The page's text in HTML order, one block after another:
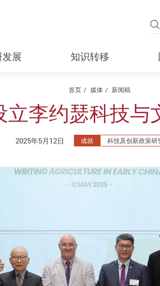
展 知识转移
首页 媒体 新闻稿
立李约瑟科技与
2025年5月12日 成就 科技及创新政策研